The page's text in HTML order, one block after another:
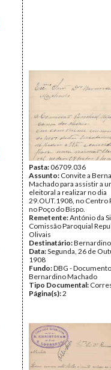
Pasta:06709.036
Assunto: Convite a
Machado para assistir a
eleitoral a realizar no dia
29.OUT.1908, no Centro
no Poço do Bispo.
Remetente:António da
Comissão Paroquial
Olivais
Destinatário:
Data:Segunda, 26 de
1908
Fundo:DBG -
Bernardino Machado
Tipo Documental:
Página(s):2